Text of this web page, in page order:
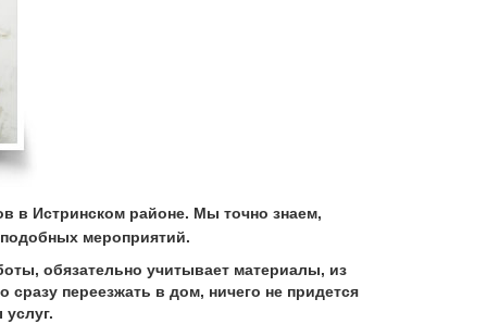
в Истринском районе. Мы точно знаем,
мероприятий.
обязательно учитывает материалы, из
переезжать в дом, ничего не придется